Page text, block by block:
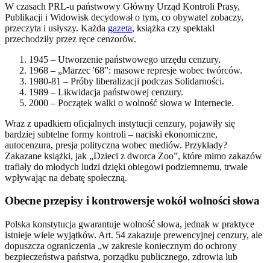
W czasach PRL-u państwowy Główny Urząd Kontroli Prasy,
Publikacji i Widowisk decydował o tym, co obywatel zobaczy,
przeczyta i usłyszy. Każda gazeta, książka czy spektakl
przechodziły przez ręce cenzorów.
1945 – Utworzenie państwowego urzędu cenzury.
1968 – „Marzec '68”: masowe represje wobec twórców.
1980-81 – Próby liberalizacji podczas Solidarności.
1989 – Likwidacja państwowej cenzury.
2000 – Początek walki o wolność słowa w Internecie.
Wraz z upadkiem oficjalnych instytucji cenzury, pojawiły się
bardziej subtelne formy kontroli – naciski ekonomiczne,
autocenzura, presja polityczna wobec mediów. Przykłady?
Zakazane książki, jak „Dzieci z dworca Zoo”, które mimo zakazów
trafiały do młodych ludzi dzięki obiegowi podziemnemu, trwale
wpływając na debatę społeczną.
Obecne przepisy i kontrowersje wokół wolności słowa
Polska konstytucja gwarantuje wolność słowa, jednak w praktyce
istnieje wiele wyjątków. Art. 54 zakazuje prewencyjnej cenzury, ale
dopuszcza ograniczenia „w zakresie koniecznym do ochrony
bezpieczeństwa państwa, porządku publicznego, zdrowia lub